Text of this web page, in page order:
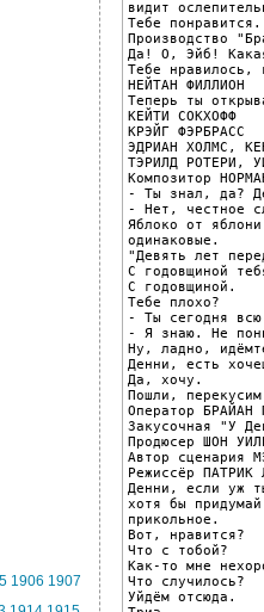
1906 1907
видит
Тебе
Производство
Да! О, Эйб!
Тебе нравилось,
НЕЙТАН ФИЛЛИОН
Теперь ты
КЕЙТИ СОКХОФФ
КРЭЙГ ФЭРБРАСС
ЭДРИАН ХОЛМС,
ТЭРИЛД РОТЕРИ,
Композитор
- Ты знал, да?
- Нет, честное
Яблоко от
одинаковые.
"Девять лет
С годовщиной
С годовщиной.
Тебе плохо?
- Ты сегодня
- Я знаю. Не
Ну, ладно,
Денни, есть
Да, хочу.
Пошли,
Оператор БРАЙАН
Закусочная "У
Продюсер ШОН
Автор сценария
Режиссёр ПАТРИК
Денни, если уж
хотя бы
прикольное.
Вот, нравится?
Что с тобой?
Как-то мне
Что случилось?
Уйдём отсюда.